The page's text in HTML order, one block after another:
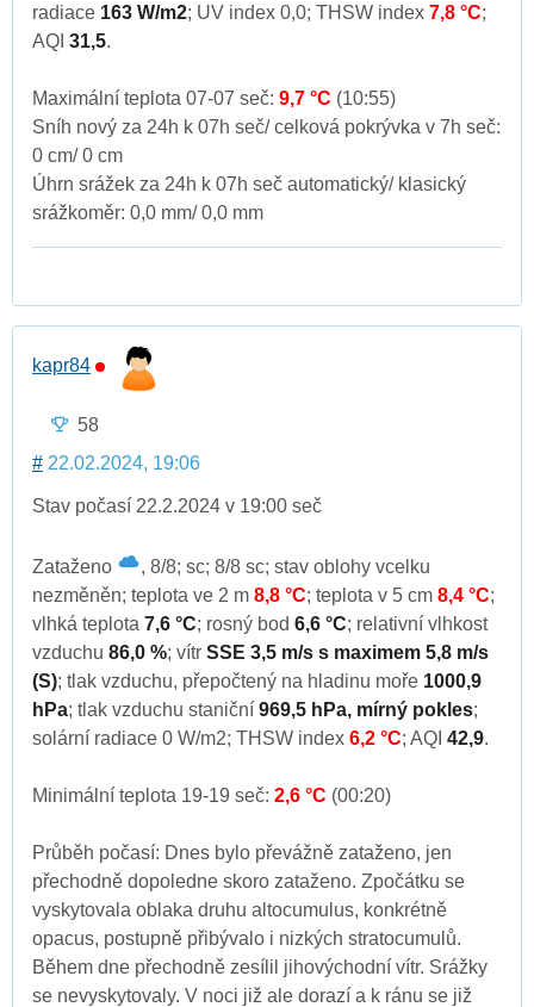
radiace 163 W/m2; UV index 0,0; THSW index 7,8 °C;
AQI 31,5.
Maximální teplota 07-07 seč: 9,7 °C (10:55)
Sníh nový za 24h k 07h seč/ celková pokrývka v 7h seč:
0 cm/ 0 cm
Úhrn srážek za 24h k 07h seč automatický/ klasický
srážkoměr: 0,0 mm/ 0,0 mm
kapr84
58
# 22.02.2024, 19:06
Stav počasí 22.2.2024 v 19:00 seč
Zataženo
, 8/8; sc; 8/8 sc; stav oblohy vcelku
nezměněn; teplota ve 2 m 8,8 °C; teplota v 5 cm 8,4 °C;
vlhká teplota 7,6 °C; rosný bod 6,6 °C; relativní vlhkost
vzduchu 86,0 %; vítr SSE 3,5 m/s s maximem 5,8 m/s
(S); tlak vzduchu, přepočtený na hladinu moře 1000,9
hPa; tlak vzduchu staniční 969,5 hPa, mírný pokles;
solární radiace 0 W/m2; THSW index 6,2 °C; AQI 42,9.
Minimální teplota 19-19 seč: 2,6 °C (00:20)
Průběh počasí: Dnes bylo převážně zataženo, jen
přechodně dopoledne skoro zataženo. Zpočátku se
vyskytovala oblaka druhu altocumulus, konkrétně
opacus, postupně přibývalo i nizkých stratocumulů.
Během dne přechodně zesílil jihovýchodní vítr. Srážky
se nevyskytovaly. V noci již ale dorazí a k ránu se již